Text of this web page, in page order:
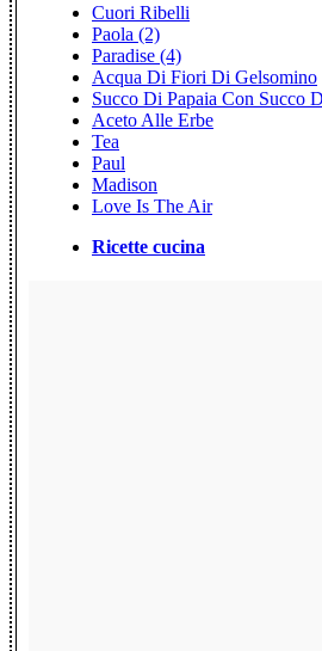
Cuori Ribelli
Paola (2)
Paradise (4)
Acqua Di Fiori Di Gelsomino
Succo Di Papaia Con Succo
Aceto Alle Erbe
Tea
Paul
Madison
Love Is The Air
Ricette cucina